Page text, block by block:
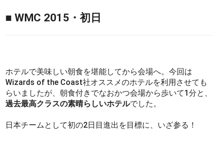
■ WMC 2015・初日
ホテルで美味しい朝食を堪能してから会場へ。今回は
Wizards of the Coast社オススメのホテルを利用させても
らいましたが、朝食付きでなおかつ会場から歩いて1分と、
過去最高クラスの素晴らしいホテルでした。
日本チームとして初の2日目進出を目標に、いざ参る！